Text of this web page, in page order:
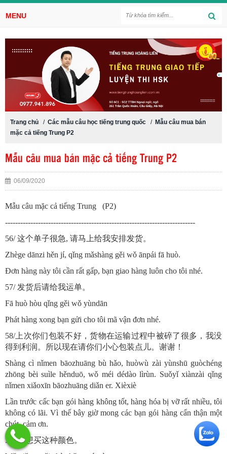
Trang chủ / Các mẫu câu học tiếng trung quốc / Mẫu câu mua bán
mặc cả tiếng Trung P2
Mẫu câu mua bán mặc cả tiếng Trung P2
06/09/2020
Mẫu câu mặc cả tiếng Trung (P2)
---------------------------------------------------------------------------
56/ 这个单子很急, 请马上给我安排发货。
Zhège dānzi hěn jí, qǐng mǎshàng gěi wǒ ānpái fā huò.
Đơn hàng này tôi cần rất gấp, bạn giao hàng luôn cho tôi nhé.
57/ 发货后请给我运单。
Fā huò hòu qǐng gěi wǒ yùndān
Phát hàng xong bạn gửi cho tôi mã vận đơn nhé.
58/上次你们包装不好，货物在运输过程中被碎了很多，我没
得到利润。所以现在请你们小心包装点儿。谢谢！
Shàng cì nǐmen bāozhuāng bù hǎo, huòwù zài yùnshū guòchéng
zhōng bèi suìle hěnduō, wǒ méi dédào lìrùn. Suǒyǐ xiànzài qǐng
nǐmen xiǎoxīn bāozhuāng diǎn er. Xièxiè
Lần trước cấc bạn gói hàng không tốt, hàng hóa bị vỡ rất nhiều, tôi
không có lãi. Vì thế bây giờ mong các bạn gói hàng cẩn thận một
chút, cảm ơn.
59/ 我想买这种颜色。